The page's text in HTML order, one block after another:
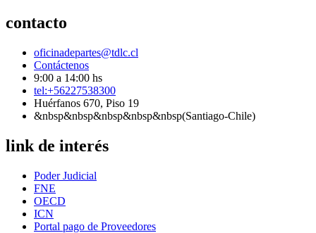
contacto
oficinadepartes@tdlc.cl
Contáctenos
9:00 a 14:00 hs
tel:+56227538300
Huérfanos 670, Piso 19
&nbsp&nbsp&nbsp&nbsp&nbsp(Santiago-Chile)
link de interés
Poder Judicial
FNE
OECD
ICN
Portal pago de Proveedores